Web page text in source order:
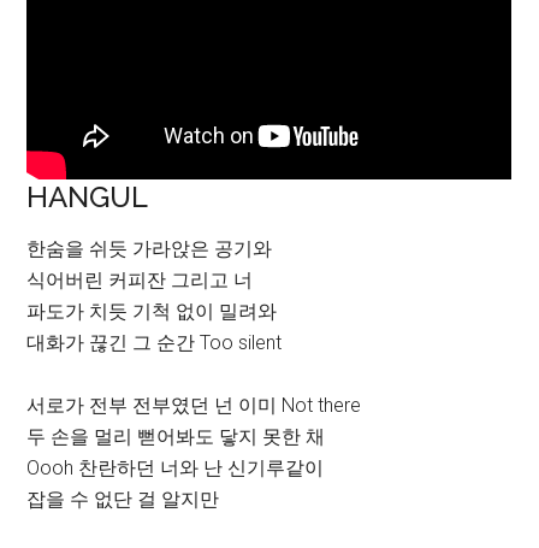
HANGUL
한숨을 쉬듯 가라앉은 공기와
식어버린 커피잔 그리고 너
파도가 치듯 기척 없이 밀려와
대화가 끊긴 그 순간 Too silent
서로가 전부 전부였던 넌 이미 Not there
두 손을 멀리 뻗어봐도 닿지 못한 채
Oooh 찬란하던 너와 난 신기루같이
잡을 수 없단 걸 알지만